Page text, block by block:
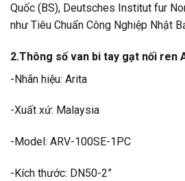
Quốc (BS), Deutsches Institut fur
như Tiêu Chuẩn Công Nghiệp Nhật
2.Thông số van bi tay gạt nối ren
-Nhãn hiệu: Arita
-Xuất xứ: Malaysia
-Model: ARV-100SE-1PC
-Kích thước: DN50-2”